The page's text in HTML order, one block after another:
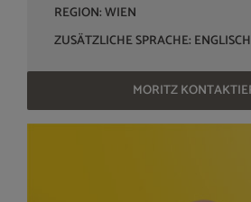
REGION: WIEN
ZUSÄTZLICHE SPRACHE: ENGLISCH
MORITZ